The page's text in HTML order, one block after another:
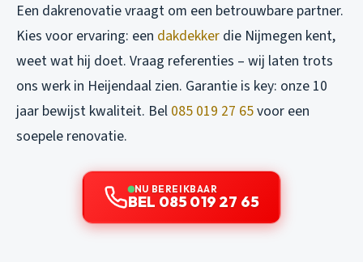
Een dakrenovatie vraagt om een betrouwbare partner.
Kies voor ervaring: een dakdekker die Nijmegen kent,
weet wat hij doet. Vraag referenties – wij laten trots
ons werk in Heijendaal zien. Garantie is key: onze 10
jaar bewijst kwaliteit. Bel 085 019 27 65voor een
soepele renovatie.
NU BEREIKBAAR
BEL 085 019 27 65